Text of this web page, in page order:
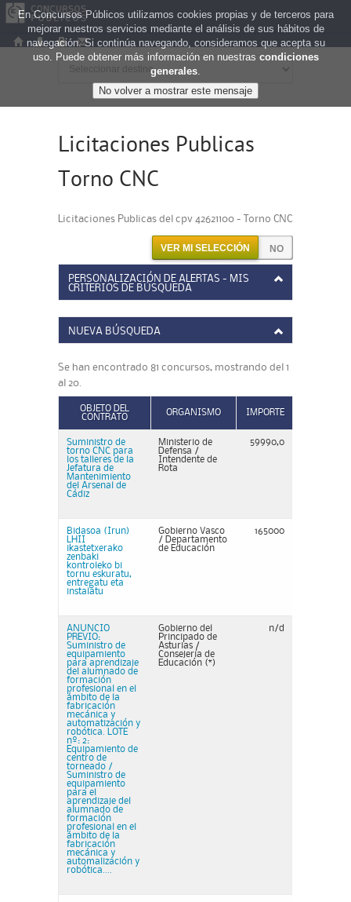
Licitaciones Publicas
Torno CNC
Licitaciones Publicas del cpv 42621100 - Torno CNC
VER MI SELECCIÓN
PERSONALIZACIÓN DE ALERTAS - MIS
CRITERIOS DE BÚSQUEDA
NUEVA BÚSQUEDA
Se han encontrado 81 concursos, mostrando del 1
al 20.
OBJETO DEL
CONTRATO
ORGANISMO IMPORTE
Suministro de
torno CNC para
los talleres de la
Jefatura de
Mantenimiento
del Arsenal de
Cádiz
Ministerio de
Defensa /
Intendente de
Rota
59990,0
Bidasoa (Irun)
LHII
ikastetxerako
zenbaki
kontroleko bi
tornu eskuratu,
entregatu eta
instalatu
Gobierno Vasco
/ Departamento
de Educación
165000
ANUNCIO
PREVIO:
Suministro de
equipamiento
para aprendizaje
del alumnado de
formación
profesional en el
ámbito de la
fabricación
mecánica y
automatización y
robótica. LOTE
nº: 2:
Equipamiento de
centro de
torneado /
Suministro de
equipamiento
para el
aprendizaje del
alumnado de
formación
profesional en el
ámbito de la
fabricación
mecánica y
automalización y
robótica....
Gobierno del
Principado de
Asturias /
Consejería de
Educación (*)
n/d
En Concursos Públicos utilizamos cookies propias y de terceros para
mejorar nuestros servicios mediante el análisis de sus hábitos de
navegación. Si continúa navegando, consideramos que acepta su
uso. Puede obtener más información en nuestras condiciones
generales.